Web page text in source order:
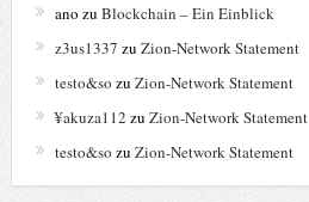
ano zu Blockchain – Ein Einblick
z3us1337 zu Zion-Network Statement
testo&so zu Zion-Network Statement
¥akuza112 zu Zion-Network Statement
testo&so zu Zion-Network Statement